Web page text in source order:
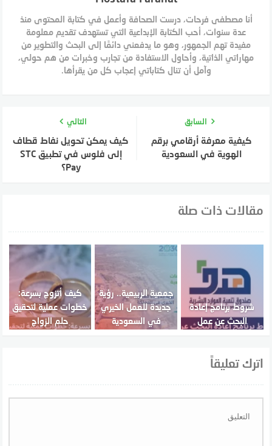
أنا مصطفى فرحات، درست الصحافة وأعمل في كتابة المحتوى منذ
عدة سنوات، أحب الكتابة الإبداعية التي تستهدف تقديم معلومة
مفيدة تهم الجمهور، وهو ما يدفعني دائمًا إلى البحث والتطوير من
مهاراتي الذاتية، وأحاول الاستفادة من تجارب وخبرات من هم حولي،
وآمل أن تنال كتاباتي إعجاب كل من يقرأها.
السابق
كيفية معرفة أرقامي برقم
الهوية في السعودية
التالي
كيف يمكن تحويل نفاط قطاف
إلى فلوس في تطبيق STC
Pay؟
مقالات ذات صلة
شروط برنامج إعادة
البحث عن عمل
جمعية الربيعية.. رؤية
جديدة للعمل الخيري
في السعودية
كيف أتزوج بسرعة:
خطوات عملية لتحقيق
حلم الزواج
اترك تعليقاً